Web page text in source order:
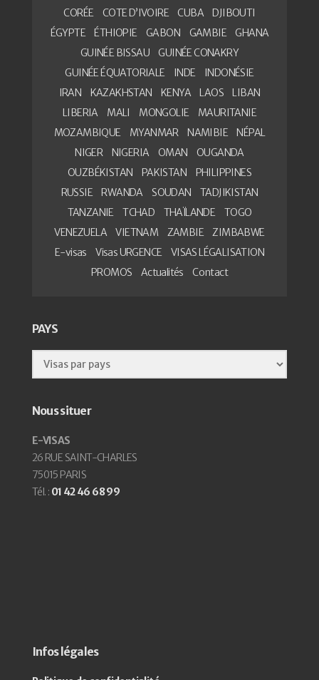
CORÉE
COTE D’IVOIRE CUBA
DJIBOUTI
ÉGYPTE
ÉTHIOPIE GABON GAMBIE
GHANA
GUINÉE BISSAU
GUINÉE CONAKRY
GUINÉE ÉQUATORIALE
INDE
INDONÉSIE
IRAN
KAZAKHSTAN KENYA LAOS
LIBAN
LIBERIA
MALI MONGOLIE
MAURITANIE
MOZAMBIQUE
MYANMAR NAMIBIE
NÉPAL
NIGER
NIGERIA OMAN
OUGANDA
OUZBÉKISTAN
PAKISTAN
PHILIPPINES
RUSSIE
RWANDA SOUDAN
TADJIKISTAN
TANZANIE
TCHAD THAÏLANDE
TOGO
VENEZUELA
VIETNAM ZAMBIE
ZIMBABWE
E-visas
Visas URGENCE
VISAS LÉGALISATION
PROMOS
Actualités Contact
PAYS
Nous situer
E-VISAS
26 RUE SAINT-CHARLES
75015 PARIS
Tél. : 01 42 46 68 99
Infos légales